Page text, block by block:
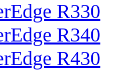
R330
R340
R430